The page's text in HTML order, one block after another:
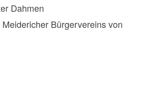
Dahmen
Bürgervereins von